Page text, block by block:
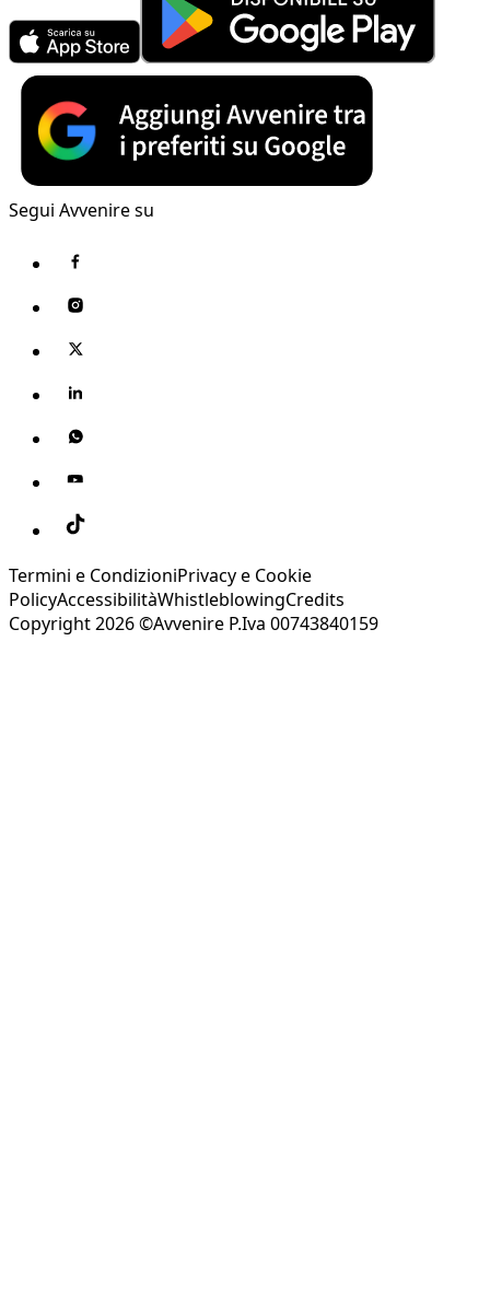
Segui Avvenire su
Termini e CondizioniPrivacy e Cookie
PolicyAccessibilitàWhistleblowingCredits
Copyright 2026 ©Avvenire P.Iva 00743840159